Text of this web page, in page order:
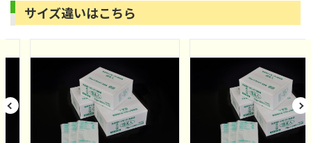
サイズ違いはこちら